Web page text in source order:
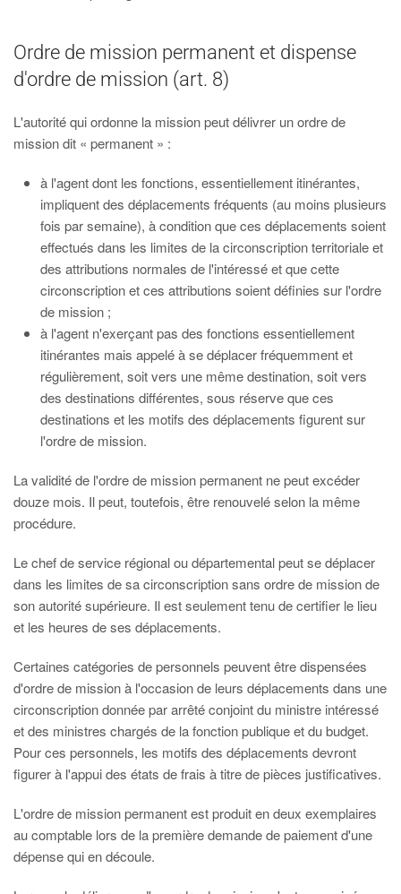
Ordre de mission permanent et dispense
d'ordre de mission (art. 8)
L'autorité qui ordonne la mission peut délivrer un ordre de
mission dit « permanent » :
à l'agent dont les fonctions, essentiellement itinérantes,
impliquent des déplacements fréquents (au moins plusieurs
fois par semaine), à condition que ces déplacements soient
effectués dans les limites de la circonscription territoriale et
des attributions normales de l'intéressé et que cette
circonscription et ces attributions soient définies sur l'ordre
de mission ;
à l'agent n'exerçant pas des fonctions essentiellement
itinérantes mais appelé à se déplacer fréquemment et
régulièrement, soit vers une même destination, soit vers
des destinations différentes, sous réserve que ces
destinations et les motifs des déplacements figurent sur
l'ordre de mission.
La validité de l'ordre de mission permanent ne peut excéder
douze mois. Il peut, toutefois, être renouvelé selon la même
procédure.
Le chef de service régional ou départemental peut se déplacer
dans les limites de sa circonscription sans ordre de mission de
son autorité supérieure. Il est seulement tenu de certifier le lieu
et les heures de ses déplacements.
Certaines catégories de personnels peuvent être dispensées
d'ordre de mission à l'occasion de leurs déplacements dans une
circonscription donnée par arrêté conjoint du ministre intéressé
et des ministres chargés de la fonction publique et du budget.
Pour ces personnels, les motifs des déplacements devront
figurer à l'appui des états de frais à titre de pièces justificatives.
L'ordre de mission permanent est produit en deux exemplaires
au comptable lors de la première demande de paiement d'une
dépense qui en découle.